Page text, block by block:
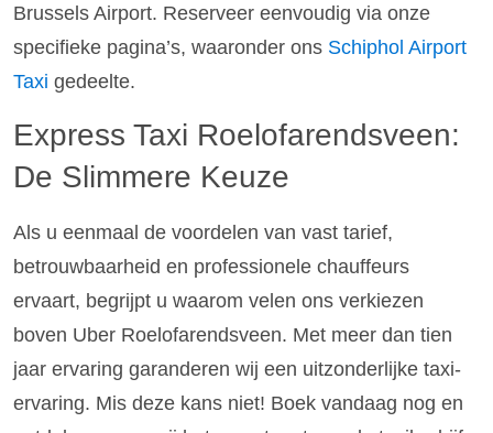
Brussels Airport. Reserveer eenvoudig via onze
specifieke pagina’s, waaronder ons Schiphol Airport
Taxi gedeelte.
Express Taxi Roelofarendsveen:
De Slimmere Keuze
Als u eenmaal de voordelen van vast tarief,
betrouwbaarheid en professionele chauffeurs
ervaart, begrijpt u waarom velen ons verkiezen
boven Uber Roelofarendsveen. Met meer dan tien
jaar ervaring garanderen wij een uitzonderlijke taxi-
ervaring. Mis deze kans niet! Boek vandaag nog en